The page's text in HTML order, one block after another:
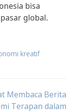
bisa
global.
kreatif
Membaca Berita
Terapan dalam